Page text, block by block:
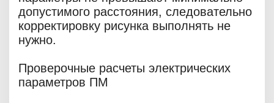
допустимого расстояния, следовательно
корректировку рисунка выполнять не
нужно.
Проверочные расчеты электрических
параметров ПМ